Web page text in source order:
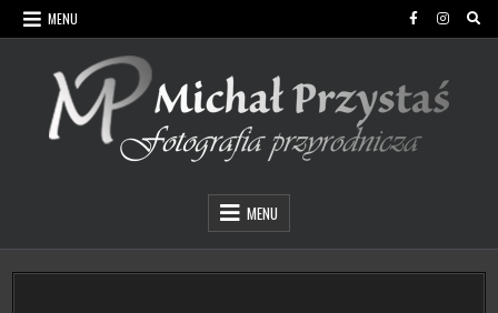
Skip
to
MENU
Michał Przystaś Fotografia Przyrodnicza
MENU